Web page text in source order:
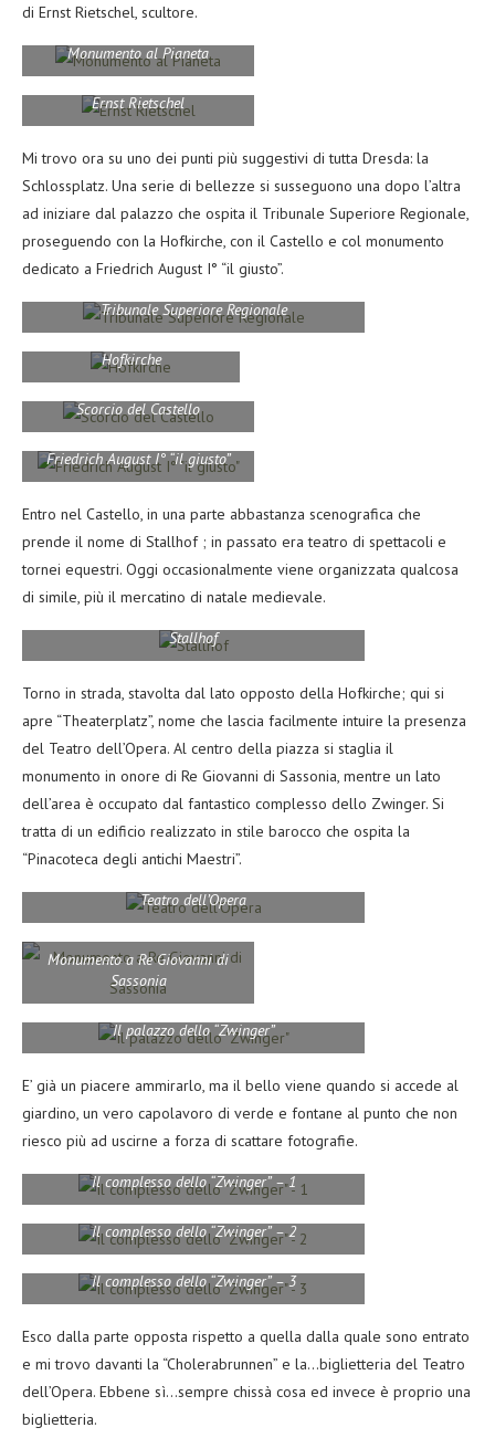
di Ernst Rietschel, scultore.
Monumento al Pianeta
Ernst Rietschel
Mi trovo ora su uno dei punti più suggestivi di tutta Dresda: la
Schlossplatz. Una serie di bellezze si susseguono una dopo l’altra
ad iniziare dal palazzo che ospita il Tribunale Superiore Regionale,
proseguendo con la Hofkirche, con il Castello e col monumento
dedicato a Friedrich August I° “il giusto”.
Tribunale Superiore Regionale
Hofkirche
Scorcio del Castello
Friedrich August I° “il giusto”
Entro nel Castello, in una parte abbastanza scenografica che
prende il nome di Stallhof ; in passato era teatro di spettacoli e
tornei equestri. Oggi occasionalmente viene organizzata qualcosa
di simile, più il mercatino di natale medievale.
Stallhof
Torno in strada, stavolta dal lato opposto della Hofkirche; qui si
apre “Theaterplatz”, nome che lascia facilmente intuire la presenza
del Teatro dell’Opera. Al centro della piazza si staglia il
monumento in onore di Re Giovanni di Sassonia, mentre un lato
dell’area è occupato dal fantastico complesso dello Zwinger. Si
tratta di un edificio realizzato in stile barocco che ospita la
“Pinacoteca degli antichi Maestri”.
Teatro dell’Opera
Monumento a Re Giovanni di
Sassonia
Il palazzo dello “Zwinger”
E’ già un piacere ammirarlo, ma il bello viene quando si accede al
giardino, un vero capolavoro di verde e fontane al punto che non
riesco più ad uscirne a forza di scattare fotografie.
Il complesso dello “Zwinger” – 1
Il complesso dello “Zwinger” – 2
Il complesso dello “Zwinger” – 3
Esco dalla parte opposta rispetto a quella dalla quale sono entrato
e mi trovo davanti la “Cholerabrunnen” e la…biglietteria del Teatro
dell’Opera. Ebbene sì…sempre chissà cosa ed invece è proprio una
biglietteria.